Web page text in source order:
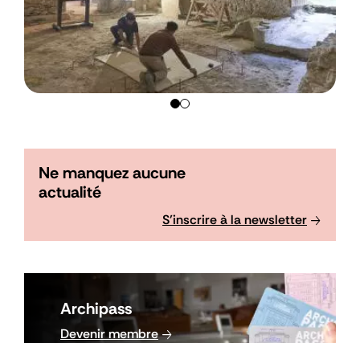
Ne manquez aucune
actualité
S’inscrire à la newsletter
Archipass
Lien
Devenir membre